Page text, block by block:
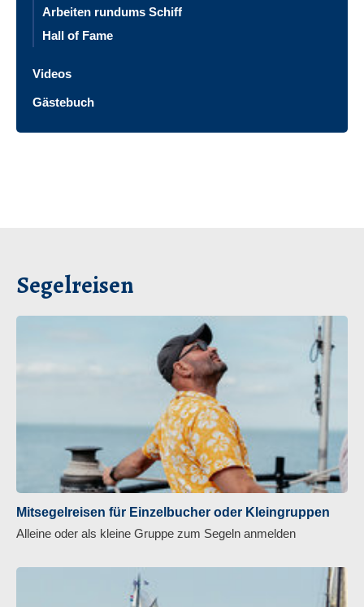
Arbeiten rundums Schiff
Hall of Fame
Videos
Gästebuch
Segelreisen
Mitsegelreisen für Einzelbucher oder Kleingruppen
Alleine oder als kleine Gruppe zum Segeln anmelden